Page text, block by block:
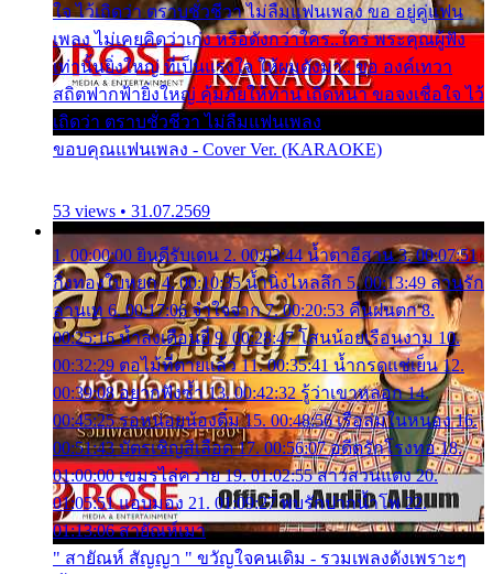
ใจ ไว้เถิดว่า ตราบชั่วชีวา ไม่ลืมแฟนเพลง ขอ อยู่คู่แฟน
เพลง ไม่เคยคิดว่าเก่ง หรือดังกว่าใคร..ใคร พระคุณผู้ฟัง
เท่านั้นยิ่งใหญ่ ที่เป็นแรงใจ ให้ผมดังมา.. ขอ องค์เทวา
สถิตฟากฟ้ายิ่งใหญ่ คุ้มภัยให้ท่าน เถิดหนา ขอจงเชื่อใจ ไว้
เถิดว่า ตราบชั่วชีวา ไม่ลืมแฟนเพลง
ขอบคุณแฟนเพลง - Cover Ver. (KARAOKE)
53 views • 31.07.2569
1. 00:00:00 ยินดีรับเดน 2. 00:03:44 น้ำตาอีสาน 3. 00:07:51
กิ่งทองใบหยก 4. 00:10:35 น้ำนิ่งไหลลึก 5. 00:13:49 ลานรัก
ลานเท 6. 00:17:06 จำใจจาก 7. 00:20:53 คืนฝนตก 8.
00:25:16 น้ำลงเดือนยี่ 9. 00:28:47 โสนน้อยเรือนงาม 10.
00:32:29 ตอไม้ที่ตายแล้ว 11. 00:35:41 น้ำกรดแช่เย็น 12.
00:39:08 อยากฟังซ้ำ 13. 00:42:32 รู้ว่าเขาหลอก 14.
00:45:25 รอหน่อยน้องติ๋ม 15. 00:48:56 เรือล่มในหนอง 16.
00:51:43 บัตรเชิญสีเลือด 17. 00:56:07 อดีตรักโรงทอ 18.
01:00:00 เขมรไล่ควาย 19. 01:02:55 สาวสวนแตง 20.
01:05:51 แอบมอง 21. 01:09:27 พบรักปากน้ำโพ 22.
01:13:06 สายัณห์เมา
" สายัณห์ สัญญา " ขวัญใจคนเดิม - รวมเพลงดังเพราะๆ